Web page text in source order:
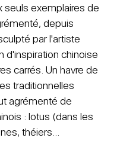
seuls exemplaires de
depuis
par l'artiste
d'inspiration chinoise
carrés. Un havre de
traditionnelles
agrémenté de
: lotus (dans les
théiers...